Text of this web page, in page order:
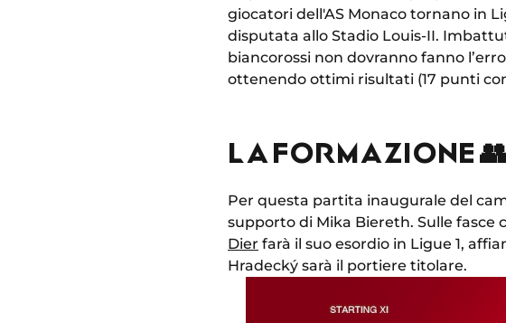
giocatori dell'AS Monaco tornano in
disputata allo Stadio Louis-II.
biancorossi non dovranno fanno
ottenendo ottimi risultati (17 punti
LA FORMAZIONE
Per questa partita inaugurale del
supporto di Mika Biereth. Sulle fasce
Dier farà il suo esordio in Ligue 1,
Hradecký sarà il portiere titolare.